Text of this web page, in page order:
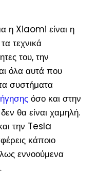
η Xiaomi είναι η
τεχνικά
του, την
όλα αυτά που
συστήματα
όσο και στην
θα είναι χαμηλή.
την Tesla
κάποιο
εννοούμενα